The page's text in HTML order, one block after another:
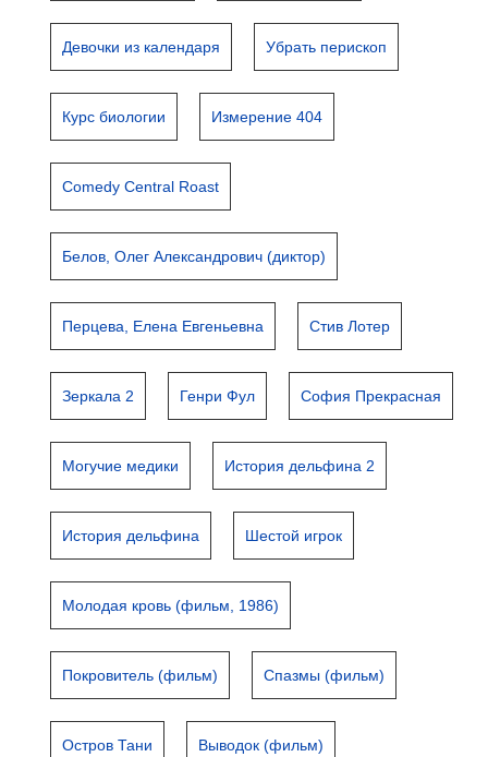
Девочки из календаря Убрать перископ
Курс биологии Измерение 404
Comedy Central Roast
Белов, Олег Александрович (диктор)
Перцева, Елена Евгеньевна Стив Лотер
Зеркала 2 Генри Фул София Прекрасная
Могучие медики История дельфина 2
История дельфина Шестой игрок
Молодая кровь (фильм, 1986)
Покровитель (фильм) Спазмы (фильм)
Остров Тани Выводок (фильм)